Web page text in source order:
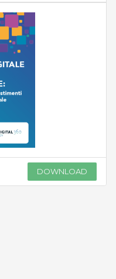
DOWNLOAD